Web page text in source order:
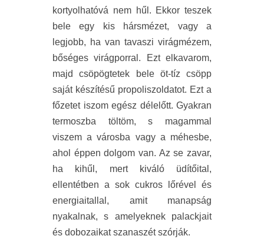
kortyolhatóvá nem hűl. Ekkor teszek
bele egy kis hársmézet, vagy a
legjobb, ha van tavaszi virágmézem,
bőséges virágporral. Ezt elkavarom,
majd csöpögtetek bele öt-tíz csöpp
saját készítésű propoliszoldatot. Ezt a
főzetet iszom egész délelőtt. Gyakran
termoszba töltöm, s magammal
viszem a városba vagy a méhesbe,
ahol éppen dolgom van. Az se zavar,
ha kihűl, mert kiváló üdítőital,
ellentétben a sok cukros lőrével és
energiaitallal, amit manapság
nyakalnak, s amelyeknek palackjait
és dobozaikat szanaszét szórják.